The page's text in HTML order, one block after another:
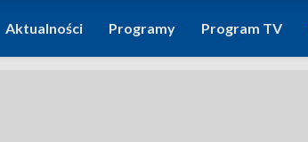
Aktualności Programy Program TV